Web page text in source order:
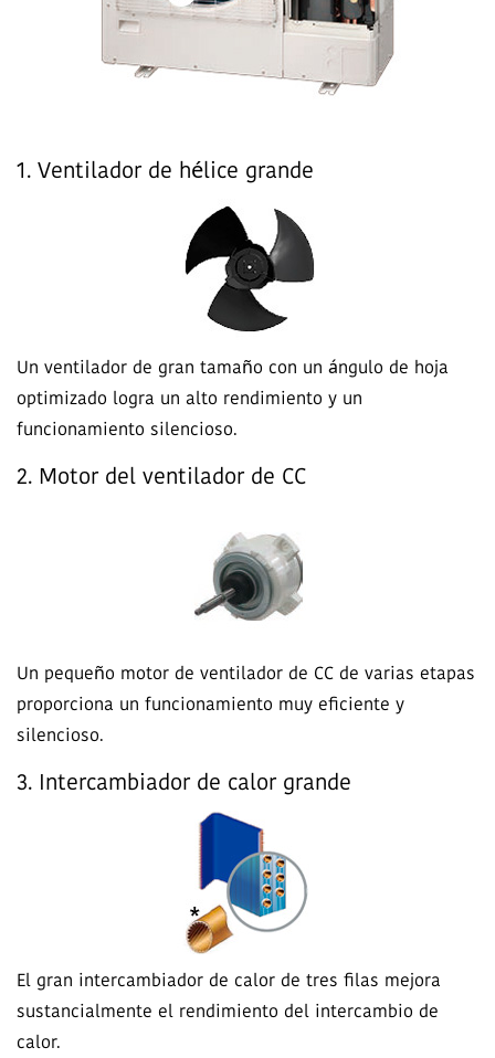
1. Ventilador de hélice grande
Un ventilador de gran tamaño con un ángulo de hoja
optimizado logra un alto rendimiento y un
funcionamiento silencioso.
2. Motor del ventilador de CC
Un pequeño motor de ventilador de CC de varias etapas
proporciona un funcionamiento muy eficiente y
silencioso.
3. Intercambiador de calor grande
El gran intercambiador de calor de tres filas mejora
sustancialmente el rendimiento del intercambio de
calor.